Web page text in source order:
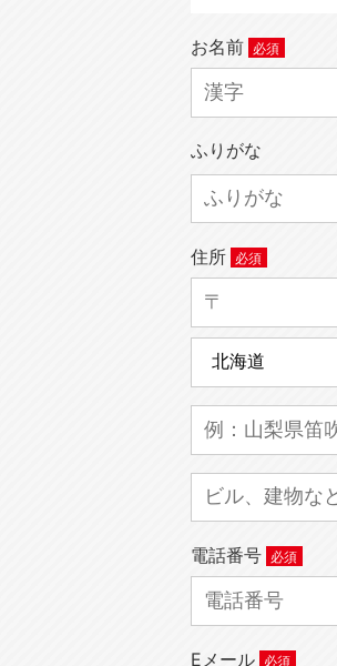
お名前
ふりがな
住所
電話番号
Eメール